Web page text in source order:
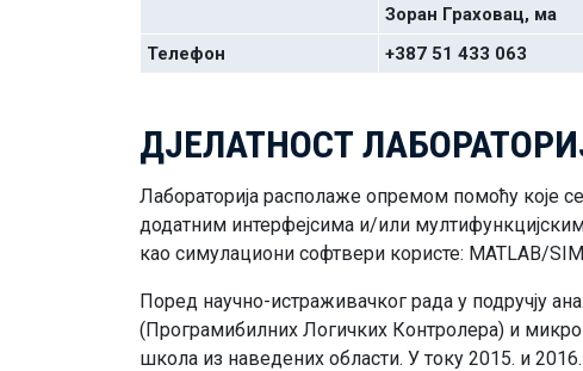
Зоран Граховац, ма
Телефон
+387 51 433 063
ДЈЕЛАТНОСТ
Лабораторија располаже опремом помоћу које
додатним интерфејсима и/или
као симулациони софтвери користе: MATLAB/
Поред научно-истраживачког рада у подручју
(Програмибилних Логичких Контролера) и
школа из наведених области. У току 2015. и 2016.